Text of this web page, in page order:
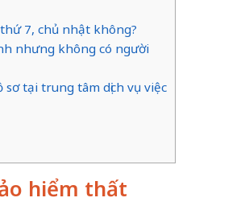
7, chủ nhật không?
nhưng không có người
tại trung tâm dịch vụ việc
hiểm thất